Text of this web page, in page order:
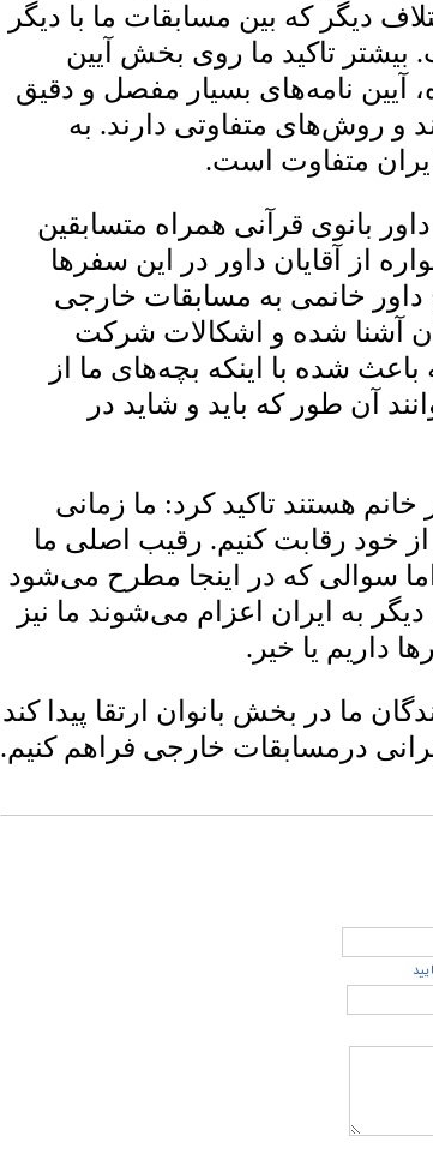
دیگر که بین مسابقات ما با دیگر
تاکید ما روی بخش آیین
آیین نامه‌های بسیار مفصل و دقیق
و روش‌های متفاوتی دارند. به
ایران متفاوت است.
داور بانوی قرآنی همراه متسابقین
از آقایان داور در این سفرها
خانمی به مسابقات خارجی
آشنا شده و اشکالات شرکت
باعث شده با اینکه بچه‌های ما از
آن طور که باید و شاید در
حافظان کشور خانم هستند تاکید کرد: ما زمانی
از خود رقابت کنیم. رقیب اصلی ما
سوالی که در اینجا مطرح می‌شود
به ایران اعزام می‌شوند ما نیز
داریم یا خیر.
ما در بخش بانوان ارتقا پیدا کند
درمسابقات خارجی فراهم کنیم.